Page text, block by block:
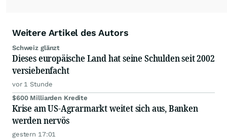
Weitere Artikel des Autors
Schweiz glänzt
Dieses europäische Land hat seine Schulden seit 2002
versiebenfacht
vor 1 Stunde
$600 Milliarden Kredite
Krise am US-Agrarmarkt weitet sich aus, Banken
werden nervös
gestern 17:01